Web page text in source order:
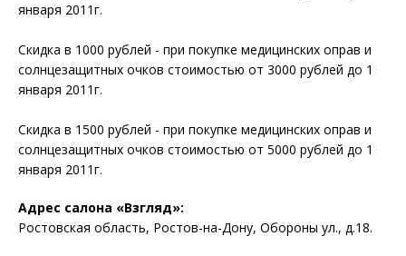
января 2011г.
Скидка в 1000 рублей - при покупке медицинских оправ и
солнцезащитных очков стоимостью от 3000 рублей до 1
января 2011г.
Скидка в 1500 рублей - при покупке медицинских оправ и
солнцезащитных очков стоимостью от 5000 рублей до 1
января 2011г.
Адрес салона «Взгляд»:
Ростовская область, Ростов-на-Дону, Обороны ул., д.18.